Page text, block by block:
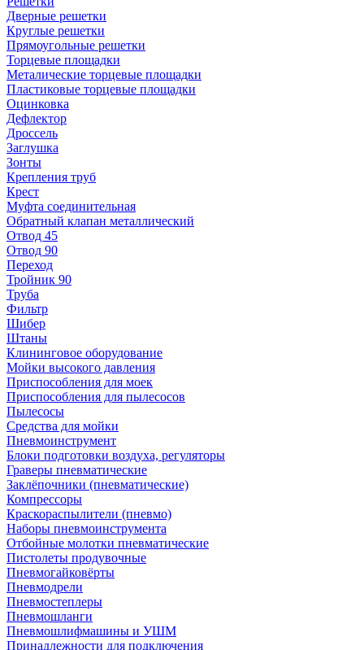
Дверные решетки
Круглые решетки
Прямоугольные решетки
Торцевые площадки
Металические торцевые площадки
Пластиковые торцевые площадки
Оцинковка
Дефлектор
Дроссель
Заглушка
Зонты
Крепления труб
Крест
Муфта соединительная
Обратный клапан металлический
Отвод 45
Отвод 90
Переход
Тройник 90
Труба
Фильтр
Шибер
Штаны
Клининговое оборудование
Мойки высокого давления
Приспособления для моек
Приспособления для пылесосов
Пылесосы
Средства для мойки
Пневмоинструмент
Блоки подготовки воздуха, регуляторы
Граверы пневматические
Заклёпочники (пневматические)
Компрессоры
Краскораспылители (пневмо)
Наборы пневмоинструмента
Отбойные молотки пневматические
Пистолеты продувочные
Пневмогайковёрты
Пневмодрели
Пневмостеплеры
Пневмошланги
Пневмошлифмашины и УШМ
Принадлежности для подключения